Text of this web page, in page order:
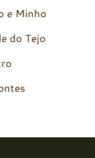
e Minho
do Tejo